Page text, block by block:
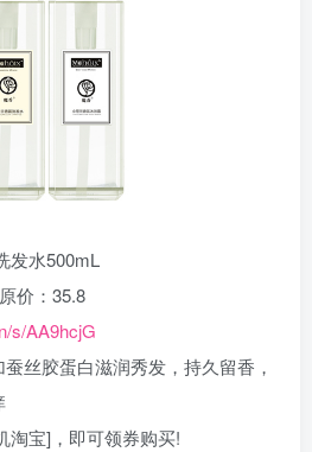
发水500mL
原价：35.8
s/AA9hcjG
丝胶蛋白滋润秀发，持久留香，
淘宝]，即可领券购买!